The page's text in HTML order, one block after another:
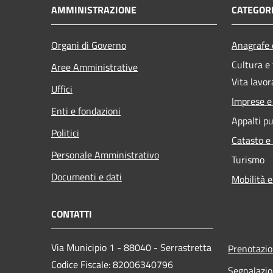
AMMINISTRAZIONE
Organi di Governo
Aree Amministrative
Uffici
Enti e fondazioni
Politici
Personale Amministrativo
Documenti e dati
Cultura
Vita
Imprese
Appalti
Catasto
Turismo
Mobilità
CONTATTI
Via Municipio 1 - 88040 - Serrastretta
Codice Fiscale: 82006340796